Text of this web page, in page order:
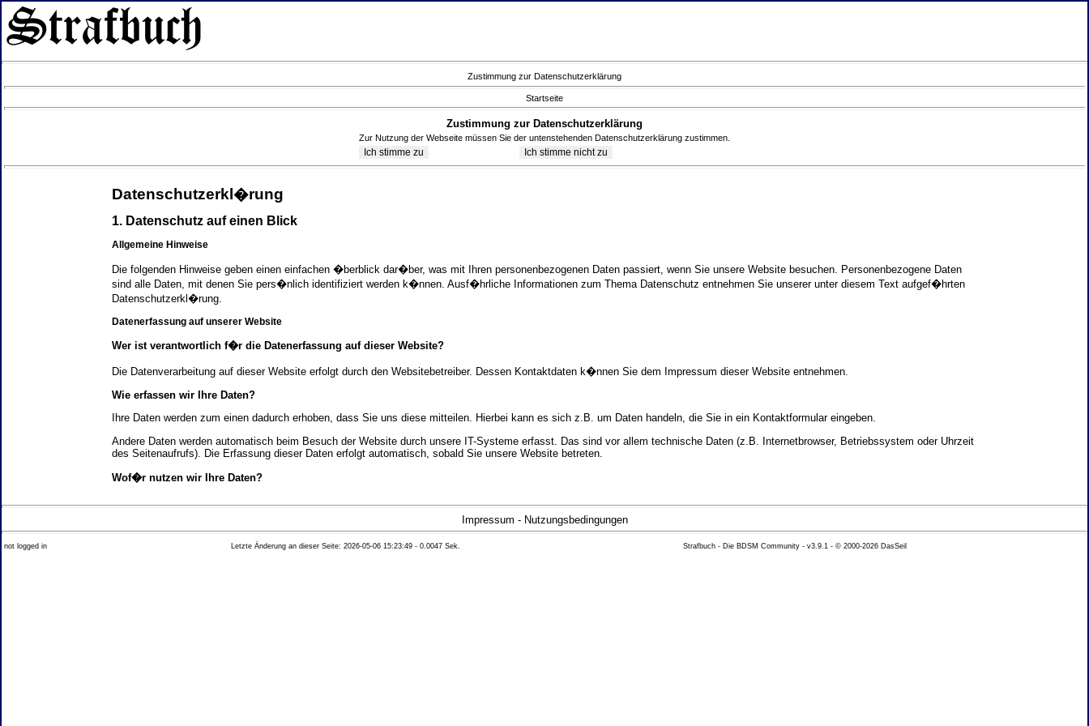
Zustimmung zur Datenschutzerklärung
Startseite
Zustimmung zur Datenschutzerklärung
Zur Nutzung der Webseite müssen Sie der untenstehenden Datenschutzerklärung zustimmen.
Datenschutzerkl�rung
1. Datenschutz auf einen Blick
Allgemeine Hinweise
Die folgenden Hinweise geben einen einfachen �berblick dar�ber, was mit Ihren personenbezogenen Daten passiert, wenn Sie unsere Website besuchen. Personenbezogene Daten
sind alle Daten, mit denen Sie pers�nlich identifiziert werden k�nnen. Ausf�hrliche Informationen zum Thema Datenschutz entnehmen Sie unserer unter diesem Text aufgef�hrten
Datenschutzerkl�rung.
Datenerfassung auf unserer Website
Wer ist verantwortlich f�r die Datenerfassung auf dieser Website?
Die Datenverarbeitung auf dieser Website erfolgt durch den Websitebetreiber. Dessen Kontaktdaten k�nnen Sie dem Impressum dieser Website entnehmen.
Wie erfassen wir Ihre Daten?
Ihre Daten werden zum einen dadurch erhoben, dass Sie uns diese mitteilen. Hierbei kann es sich z.B. um Daten handeln, die Sie in ein Kontaktformular eingeben.
Andere Daten werden automatisch beim Besuch der Website durch unsere IT-Systeme erfasst. Das sind vor allem technische Daten (z.B. Internetbrowser, Betriebssystem oder Uhrzeit
des Seitenaufrufs). Die Erfassung dieser Daten erfolgt automatisch, sobald Sie unsere Website betreten.
Wof�r nutzen wir Ihre Daten?
Ein Teil der Daten wird erhoben, um eine fehlerfreie Bereitstellung der Website zu gew�hrleisten. Andere Daten k�nnen zur Analyse Ihres Nutzerverhaltens verwendet werden.
Welche Rechte haben Sie bez�glich Ihrer Daten?
Sie haben jederzeit das Recht unentgeltlich Auskunft �ber Herkunft, Empf�nger und Zweck Ihrer gespeicherten personenbezogenen Daten zu erhalten. Sie haben au�erdem ein
Impressum - Nutzungsbedingungen
not logged in Letzte Änderung an dieser Seite: 2026-05-06 15:23:49 - 0.0047 Sek. Strafbuch - Die BDSM Community - v3.9.1 - © 2000-2026 DasSeil